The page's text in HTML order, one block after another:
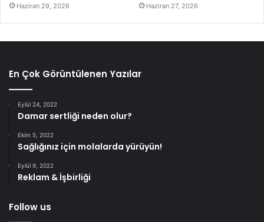
Haziran 29, 2026 Haziran 27, 2026
En Çok Görüntülenen Yazılar
Eylül 24, 2022
Damar sertliği neden olur?
Ekim 5, 2022
Sağlığınız için molalarda yürüyün!
Eylül 9, 2022
Reklam & İşbirliği
Follow us